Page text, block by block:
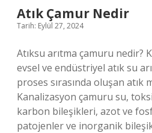
Atık Çamur Nedir
Tarih: Eylül 27, 2024
Atıksu arıtma çamuru nedir?
evsel ve endüstriyel atık su
proses sırasında oluşan atık
Kanalizasyon çamuru su,
karbon bileşikleri, azot ve
patojenler ve inorganik